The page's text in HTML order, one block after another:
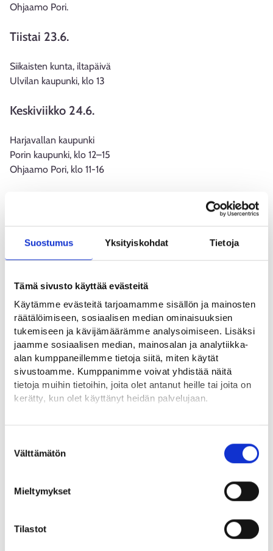
Suostumus Yksityiskohdat Tietoja
Tämä sivusto käyttää evästeitä
Käytämme evästeitä tarjoamamme sisällön ja mainosten
räätälöimiseen, sosiaalisen median ominaisuuksien
tukemiseen ja kävijämäärämme analysoimiseen. Lisäksi
jaamme sosiaalisen median, mainosalan ja analytiikka-
alan kumppaneillemme tietoja siitä, miten käytät
sivustoamme. Kumppanimme voivat yhdistää näitä
tietoja muihin tietoihin, joita olet antanut heille tai joita on
kerätty, kun olet käyttänyt heidän palvelujaan.
Löydät tietoa evästeiden käyttötarkoituksista
Lue tarkemmin
valinta
Välttämätön
Mieltymykset
Tilastot
Ohjaamo Pori.
Tiistai 23.6.
Siikaisten kunta, iltapäivä
Ulvilan kaupunki, klo 13
Keskiviikko 24.6.
Harjavallan kaupunki
Porin kaupunki, klo 12–15
Ohjaamo Pori, klo 11-16
Pomarkun kunta
Kokemäen kaupunki
Työministeri Matias Marttinen, klo 14.30–15
Perjantai 26.6.
Kankaanpään kaupunki, klo 10–11
Aikatauluihin saattaa tulla muutoksia. Kerromme Satakunnan
työllisyysalueen päivän vieraat ja aikataulut ennakkoon
edellisenä päivänä Facebook-tapahtumassamme ja
Instagramissa.
Tervetuloa!
SuomiAreenan Kansalaistorilla (facebook.com)